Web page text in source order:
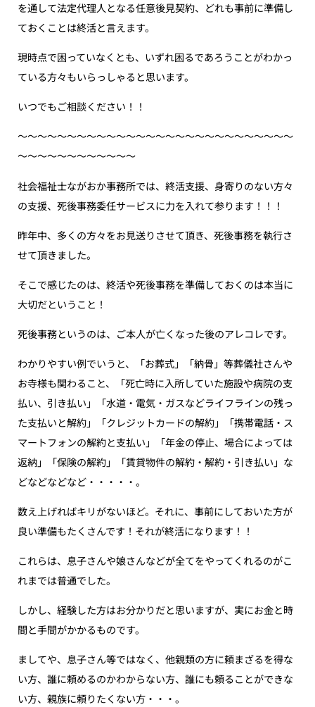
を通して法定代理人となる任意後見契約、どれも事前に準備し
ておくことは終活と言えます。
現時点で困っていなくとも、いずれ困るであろうことがわかっ
ている方々もいらっしゃると思います。
いつでもご相談ください！！
〜〜〜〜〜〜〜〜〜〜〜〜〜〜〜〜〜〜〜〜〜〜〜〜〜〜〜〜
〜〜〜〜〜〜〜〜〜〜〜〜
社会福祉士ながおか事務所では、終活支援、身寄りのない方々
の支援、死後事務委任サービスに力を入れて参ります！！！
昨年中、多くの方々をお見送りさせて頂き、死後事務を執行さ
せて頂きました。
そこで感じたのは、終活や死後事務を準備しておくのは本当に
大切だということ！
死後事務というのは、ご本人が亡くなった後のアレコレです。
わかりやすい例でいうと、「お葬式」「納骨」等葬儀社さんや
お寺様も関わること、「死亡時に入所していた施設や病院の支
払い、引き払い」「水道・電気・ガスなどライフラインの残っ
た支払いと解約」「クレジットカードの解約」「携帯電話・ス
マートフォンの解約と支払い」「年金の停止、場合によっては
返納」「保険の解約」「賃貸物件の解約・解約・引き払い」な
どなどなどなど・・・・・。
数え上げればキリがないほど。それに、事前にしておいた方が
良い準備もたくさんです！それが終活になります！！
これらは、息子さんや娘さんなどが全てをやってくれるのがこ
れまでは普通でした。
しかし、経験した方はお分かりだと思いますが、実にお金と時
間と手間がかかるものです。
ましてや、息子さん等ではなく、他親類の方に頼まざるを得な
い方、誰に頼めるのかわからない方、誰にも頼ることができな
い方、親族に頼りたくない方・・・。